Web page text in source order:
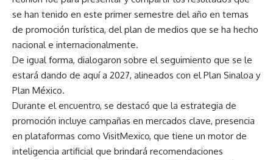
se han tenido en este primer semestre del año en temas
de promoción turística, del plan de medios que se ha hecho
nacional e internacionalmente.
De igual forma, dialogaron sobre el seguimiento que se le
estará dando de aquí a 2027, alineados con el Plan Sinaloa y
Plan México.
Durante el encuentro, se destacó que la estrategia de
promoción incluye campañas en mercados clave, presencia
en plataformas como VisitMexico, que tiene un motor de
inteligencia artificial que brindará recomendaciones